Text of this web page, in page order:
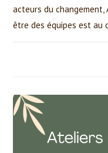
acteurs du changement,
être des équipes est au